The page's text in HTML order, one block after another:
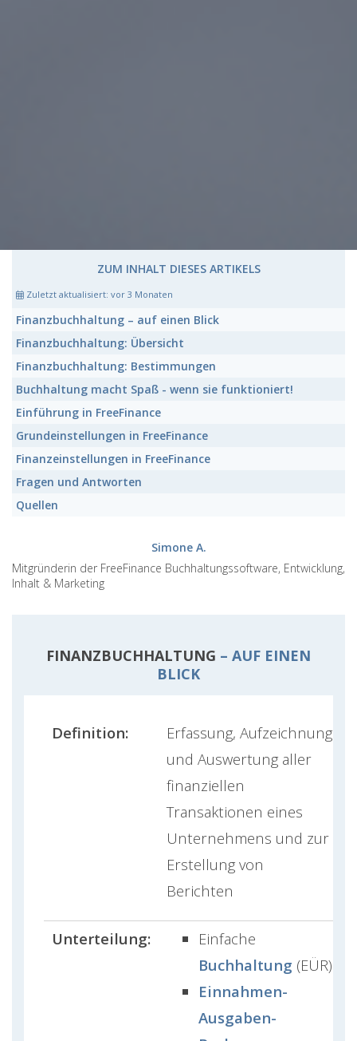
ZUM INHALT DIESES ARTIKELS
Zuletzt aktualisiert: vor 3 Monaten
Finanzbuchhaltung – auf einen Blick
Finanzbuchhaltung: Übersicht
Finanzbuchhaltung: Bestimmungen
Buchhaltung macht Spaß - wenn sie funktioniert!
Einführung in FreeFinance
Grundeinstellungen in FreeFinance
Finanzeinstellungen in FreeFinance
Fragen und Antworten
Quellen
Simone A.
Mitgründerin der FreeFinance Buchhaltungssoftware, Entwicklung,
Inhalt & Marketing
FINANZBUCHHALTUNG – AUF EINEN
BLICK
Definition:
Erfassung, Aufzeichnung
und Auswertung aller
finanziellen
Transaktionen eines
Unternehmens und zur
Erstellung von
Berichten
Unterteilung:
Einfache
Buchhaltung (EÜR)
Einnahmen-
Ausgaben-